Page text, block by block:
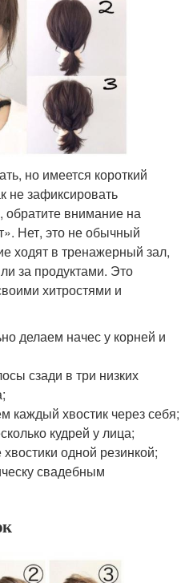
но имеется короткий
не зафиксировать
внимание на
Нет, это не обычный
ходят в тренажерный зал,
за продуктами. Это
хитростями и
делаем начес у корней и
сзади в три низких
каждый хвостик через себя;
кудрей у лица;
одной резинкой;
свадебным